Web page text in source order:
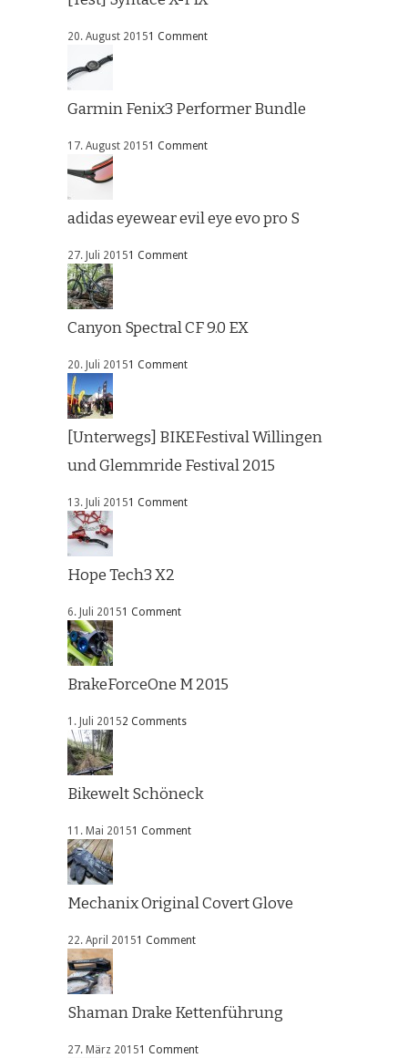
20. August 20151 Comment
Garmin Fenix3 Performer Bundle
17. August 20151 Comment
adidas eyewear evil eye evo pro S
27. Juli 20151 Comment
Canyon Spectral CF 9.0 EX
20. Juli 20151 Comment
[Unterwegs] BIKEFestival Willingen
und Glemmride Festival 2015
13. Juli 20151 Comment
Hope Tech3 X2
6. Juli 20151 Comment
BrakeForceOne M 2015
1. Juli 20152 Comments
Bikewelt Schöneck
11. Mai 20151 Comment
Mechanix Original Covert Glove
22. April 20151 Comment
Shaman Drake Kettenführung
27. März 20151 Comment